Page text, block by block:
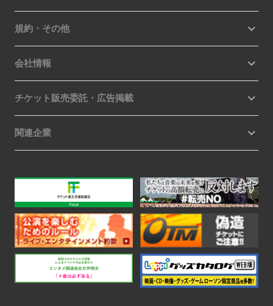
規約・その他
会社情報
チケット販売委託・広告掲載
関連企業